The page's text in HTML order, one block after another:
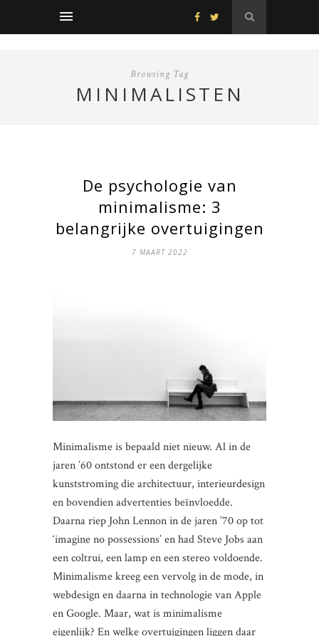
Browsing Tag
MINIMALISTEN
De psychologie van
minimalisme: 3
belangrijke overtuigingen
7 MAART 2022
Minimalisme is bepaald niet nieuw. Al in de
jaren ’60 ontstond er een dergelijke
kunststroming die architectuur, interieurdesign
en bovendien advertenties beïnvloedde.
Daarna riep John Lennon in de jaren ’70 op tot
‘imagine no possessions’ en had Steve Jobs aan
een coltrui, een lamp en een stereo voldoende.
Minimalisme kreeg een vervolg in de mode, in
webdesign en daarna in technologie van Apple
en Google. Maar, wat is minimalisme
eigenlijk? En welke overtuigingen liggen daar